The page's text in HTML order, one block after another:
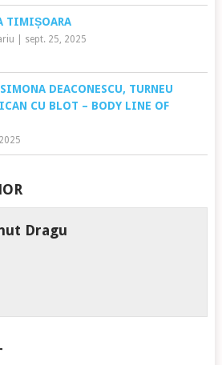
TIMIȘOARA
sept. 25, 2025
SIMONA DEACONESCU, TURNEU
CU BLOT – BODY LINE OF
Dragu